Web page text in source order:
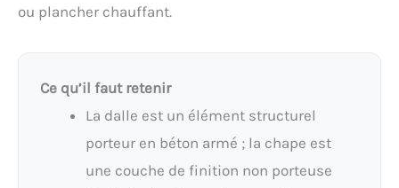
ou plancher chauffant.
Ce qu’il faut retenir
La dalle est un élément structurel
porteur en béton armé ; la chape est
une couche de finition non porteuse